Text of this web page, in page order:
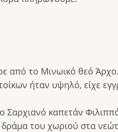
από το Μινωικό θεό Άρχο.
ήταν υψηλό, είχε
Σαρχιανό καπετάν
του χωριού στα